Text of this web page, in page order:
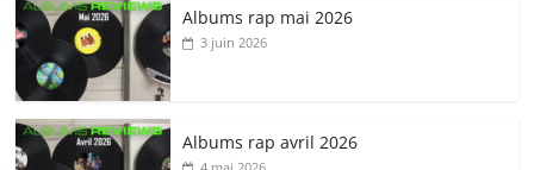
Albums rap mai 2026
3 juin 2026
Albums rap avril 2026